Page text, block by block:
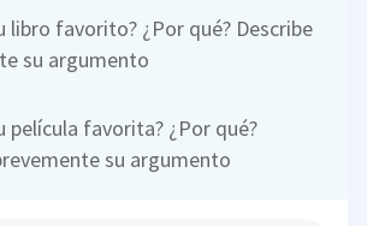
libro favorito? ¿Por qué? Describe
su argumento
película favorita? ¿Por qué?
su argumento